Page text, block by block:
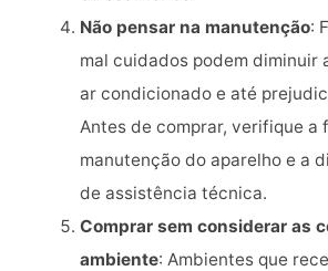
Não pensar na manutenção:
mal cuidados podem diminuir
ar condicionado e até
Antes de comprar, verifique a
manutenção do aparelho e a
de assistência técnica.
Comprar sem considerar as
ambiente: Ambientes que